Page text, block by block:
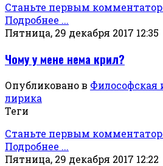
Станьте первым
Подробнее ...
Пятница, 29 декабря 2017 12:35
Чому у мене нема крил?
Опубликовано в Философская
лирика
Теги
Станьте первым
Подробнее ...
Пятница, 29 декабря 2017 12:22